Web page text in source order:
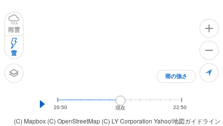
(C) Mapbox (C) OpenStreetMap (C) LY Corporation Yahoo!地図ガイドライン
雨の強さ
雨雲
雷
20:50 現在 22:50